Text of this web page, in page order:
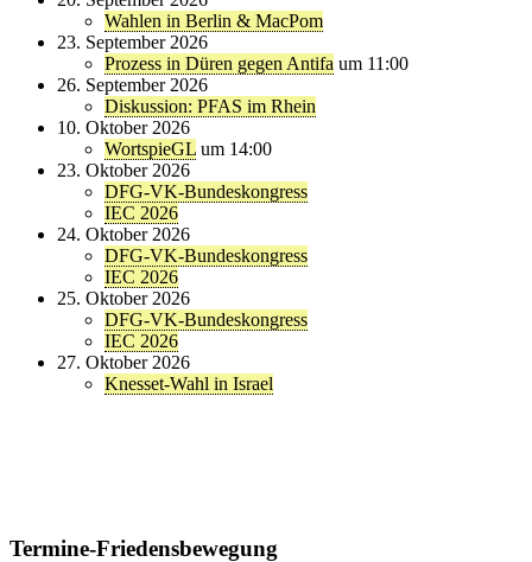
Wahlen in Berlin & MacPom
23. September 2026
Prozess in Düren gegen Antifa um 11:00
26. September 2026
Diskussion: PFAS im Rhein
10. Oktober 2026
WortspieGL um 14:00
23. Oktober 2026
DFG-VK-Bundeskongress
IEC 2026
24. Oktober 2026
DFG-VK-Bundeskongress
IEC 2026
25. Oktober 2026
DFG-VK-Bundeskongress
IEC 2026
27. Oktober 2026
Knesset-Wahl in Israel
Termine-Friedensbewegung